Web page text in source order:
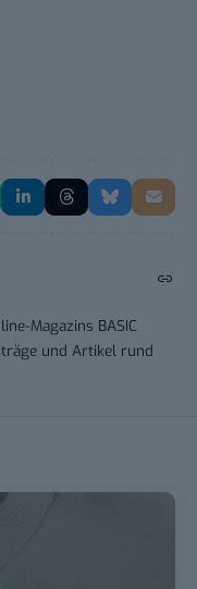
Magazins BASIC
und Artikel rund